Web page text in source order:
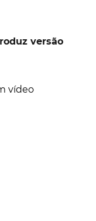
versão